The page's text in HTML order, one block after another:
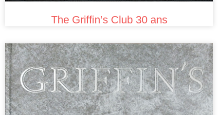
The Griffin’s Club 30 ans